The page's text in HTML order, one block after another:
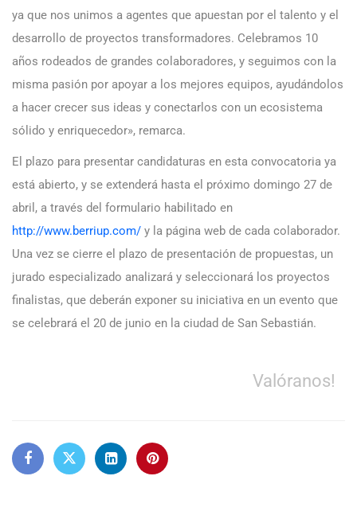
ya que nos unimos a agentes que apuestan por el talento y el
desarrollo de proyectos transformadores. Celebramos 10
años rodeados de grandes colaboradores, y seguimos con la
misma pasión por apoyar a los mejores equipos, ayudándolos
a hacer crecer sus ideas y conectarlos con un ecosistema
sólido y enriquecedor», remarca.
El plazo para presentar candidaturas en esta convocatoria ya
está abierto, y se extenderá hasta el próximo domingo 27 de
abril, a través del formulario habilitado en
http://www.berriup.com/ y la página web de cada colaborador.
Una vez se cierre el plazo de presentación de propuestas, un
jurado especializado analizará y seleccionará los proyectos
finalistas, que deberán exponer su iniciativa en un evento que
se celebrará el 20 de junio en la ciudad de San Sebastián.
Valóranos!